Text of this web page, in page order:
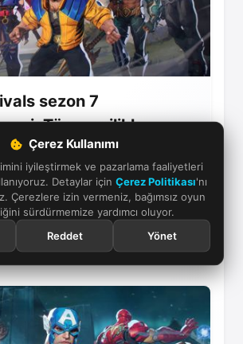
Çerez Kullanımı
iyileştirmek ve pazarlama faaliyetleri
Detaylar için Çerez Politikası'nı
Çerezlere izin vermeniz, bağımsız oyun
sürdürmemize yardımcı oluyor.
Reddet Yönet
sezon 7
Tüm yenilikler
sezon 7 güncellemesi, White Fox
Manhattan haritası, albüm
ödüllerle oyunculara geniş içerik